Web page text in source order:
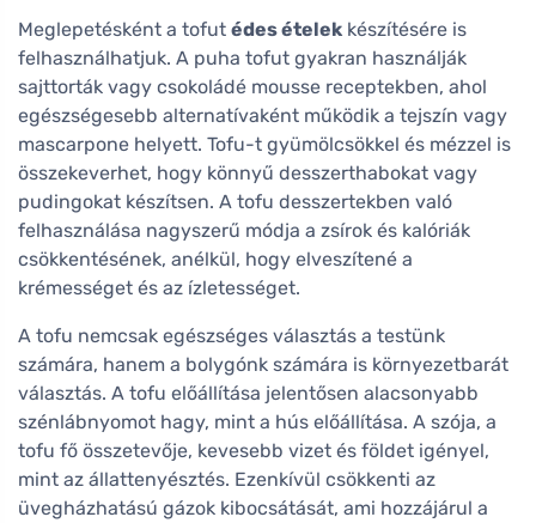
Meglepetésként a tofut édes ételek készítésére is
felhasználhatjuk. A puha tofut gyakran használják
sajttorták vagy csokoládé mousse receptekben, ahol
egészségesebb alternatívaként működik a tejszín vagy
mascarpone helyett. Tofu-t gyümölcsökkel és mézzel is
összekeverhet, hogy könnyű desszerthabokat vagy
pudingokat készítsen. A tofu desszertekben való
felhasználása nagyszerű módja a zsírok és kalóriák
csökkentésének, anélkül, hogy elveszítené a
krémességet és az ízletességet.
A tofu nemcsak egészséges választás a testünk
számára, hanem a bolygónk számára is környezetbarát
választás. A tofu előállítása jelentősen alacsonyabb
szénlábnyomot hagy, mint a hús előállítása. A szója, a
tofu fő összetevője, kevesebb vizet és földet igényel,
mint az állattenyésztés. Ezenkívül csökkenti az
üvegházhatású gázok kibocsátását, ami hozzájárul a